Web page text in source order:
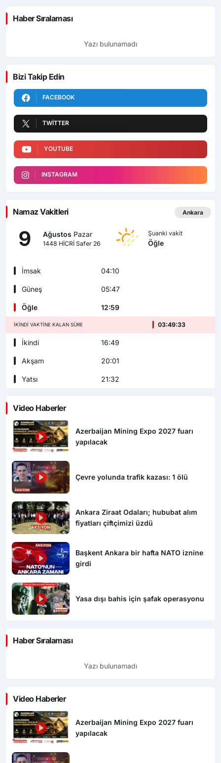
Haber Sıralaması
Yazı bulunamadı
Bizi Takip Edin
FACEBOOK
TWITTER
YOUTUBE
INSTAGRAM
Namaz Vakitleri Ankara
9 Ağustos Pazar
1448 HİCRİ Safer 26
Şuanki vakit
Öğle
İmsak 04:10
Güneş 05:47
Öğle 12:59
İKINDI VAKTINE KALAN SÜRE 03:49:31
İkindi 16:49
Akşam 20:01
Yatsı 21:32
Video Haberler
Azerbaijan Mining Expo 2027 fuarı
yapılacak
Çevre yolunda trafik kazası: 1 ölü
Ankara Ziraat Odaları; hububat alım
fiyatları çiftçimizi üzdü
Başkent Ankara bir hafta NATO iznine
girdi
Yasa dışı bahis için şafak operasyonu
Haber Sıralaması
Yazı bulunamadı
Video Haberler
Azerbaijan Mining Expo 2027 fuarı
yapılacak